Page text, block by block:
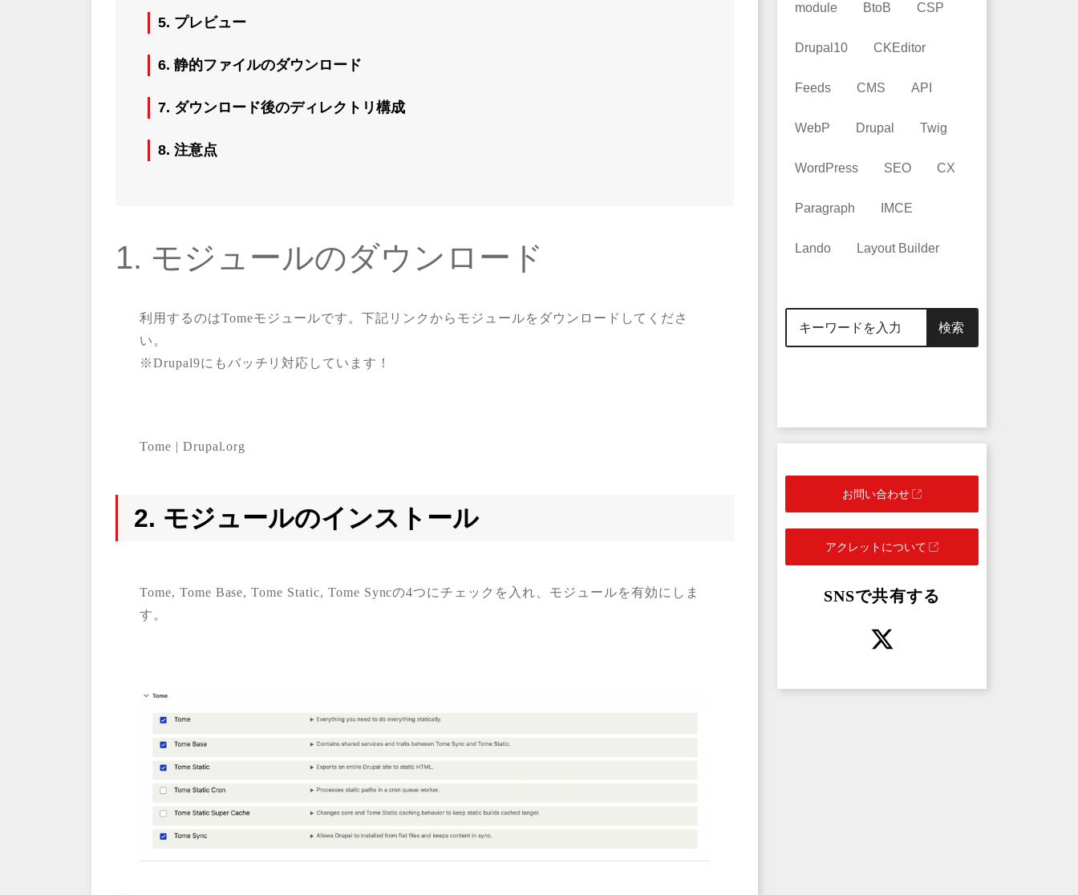
5. プレビュー
6. 静的ファイルのダウンロード
7. ダウンロード後のディレクトリ構成
8. 注意点
1. モジュールのダウンロード
利用するのはTomeモジュールです。下記リンクからモジュールをダウンロードしてくださ
い。
※Drupal9にもバッチリ対応しています！
Tome | Drupal.org
2. モジュールのインストール
Tome, Tome Base, Tome Static, Tome Syncの4つにチェックを入れ、モジュールを有効にしま
す。
module BtoB CSP
Drupal10 CKEditor
Feeds CMS API
WebP Drupal Twig
WordPress SEO CX
Paragraph IMCE
Lando Layout Builder
検索
お問い合わせ
アクレットについて
SNSで共有する